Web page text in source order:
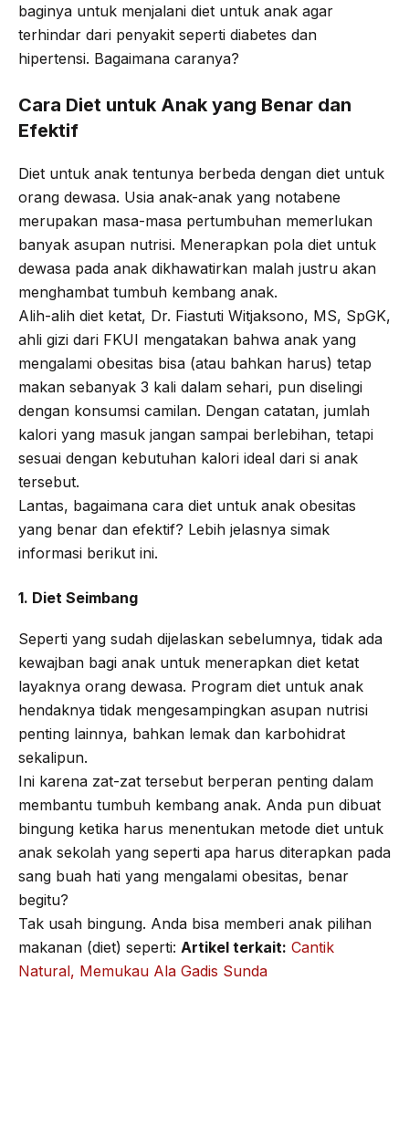
baginya untuk menjalani diet untuk anak agar
terhindar dari penyakit seperti diabetes dan
hipertensi. Bagaimana caranya?
Cara Diet untuk Anak yang Benar dan
Efektif
Diet untuk anak tentunya berbeda dengan diet untuk
orang dewasa. Usia anak-anak yang notabene
merupakan masa-masa pertumbuhan memerlukan
banyak asupan nutrisi. Menerapkan pola diet untuk
dewasa pada anak dikhawatirkan malah justru akan
menghambat tumbuh kembang anak.
Alih-alih diet ketat, Dr. Fiastuti Witjaksono, MS, SpGK,
ahli gizi dari FKUI mengatakan bahwa anak yang
mengalami obesitas bisa (atau bahkan harus) tetap
makan sebanyak 3 kali dalam sehari, pun diselingi
dengan konsumsi camilan. Dengan catatan, jumlah
kalori yang masuk jangan sampai berlebihan, tetapi
sesuai dengan kebutuhan kalori ideal dari si anak
tersebut.
Lantas, bagaimana cara diet untuk anak obesitas
yang benar dan efektif? Lebih jelasnya simak
informasi berikut ini.
1. Diet Seimbang
Seperti yang sudah dijelaskan sebelumnya, tidak ada
kewajban bagi anak untuk menerapkan diet ketat
layaknya orang dewasa. Program diet untuk anak
hendaknya tidak mengesampingkan asupan nutrisi
penting lainnya, bahkan lemak dan karbohidrat
sekalipun.
Ini karena zat-zat tersebut berperan penting dalam
membantu tumbuh kembang anak. Anda pun dibuat
bingung ketika harus menentukan metode diet untuk
anak sekolah yang seperti apa harus diterapkan pada
sang buah hati yang mengalami obesitas, benar
begitu?
Tak usah bingung. Anda bisa memberi anak pilihan
makanan (diet) seperti: Artikel terkait: Cantik
Natural, Memukau Ala Gadis Sunda